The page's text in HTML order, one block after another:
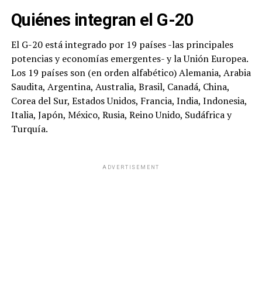
Quiénes integran el G-20
El G-20 está integrado por 19 países -las principales
potencias y economías emergentes- y la Unión Europea.
Los 19 países son (en orden alfabético) Alemania, Arabia
Saudita, Argentina, Australia, Brasil, Canadá, China,
Corea del Sur, Estados Unidos, Francia, India, Indonesia,
Italia, Japón, México, Rusia, Reino Unido, Sudáfrica y
Turquía.
ADVERTISEMENT